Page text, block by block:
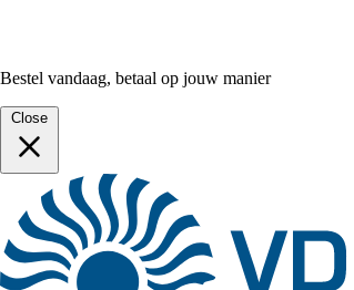
Bestel vandaag, betaal op jouw manier
Close